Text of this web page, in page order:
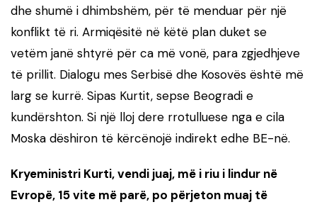
dhe shumë i dhimbshëm, për të menduar për një
konflikt të ri. Armiqësitë në këtë plan duket se
vetëm janë shtyrë për ca më vonë, para zgjedhjeve
të prillit. Dialogu mes Serbisë dhe Kosovës është më
larg se kurrë. Sipas Kurtit, sepse Beogradi e
kundërshton. Si një lloj dere rrotulluese nga e cila
Moska dëshiron të kërcënojë indirekt edhe BE-në.
Kryeministri Kurti, vendi juaj, më i riu i lindur në
Evropë, 15 vite më parë, po përjeton muaj të